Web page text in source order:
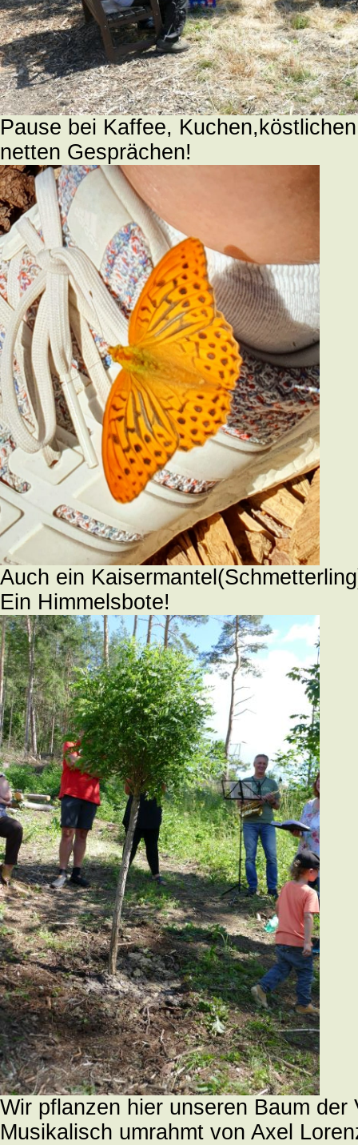
Pause bei Kaffee,
netten Gesprächen!
Auch ein
Ein Himmelsbote!
Wir pflanzen hier unseren Baum der
Musikalisch umrahmt von Axel